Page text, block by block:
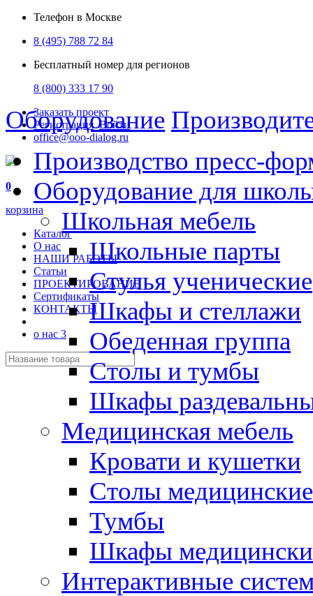
Телефон в Москве
8 (495) 788 72 84
Бесплатный номер для регионов
8 (800) 333 17 90
Заказать проект
Регистрация Войти
office@ooo-dialog.ru
0
корзина
Каталог
О нас
НАШИ РАБОТЫ
Статьи
ПРОЕКТИРОВАНИЕ
Сертификаты
КОНТАКТЫ
о нас 3
Оборудование
Производство пресс-
Оборудование для
Школьная мебель
Школьные парты
Стулья ученические
Шкафы и стеллажи
Обеденная группа
Столы и тумбы
Шкафы
Медицинская мебель
Кровати и кушетки
Столы медицинские
Тумбы
Шкафы
Интерактивные